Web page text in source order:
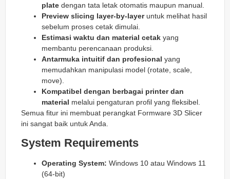
plate dengan tata letak otomatis maupun manual.
Preview slicing layer-by-layeruntuk melihat hasil
sebelum proses cetak dimulai.
Estimasi waktu dan material cetak yang
membantu perencanaan produksi.
Antarmuka intuitif dan profesional yang
memudahkan manipulasi model (rotate, scale,
move).
Kompatibel dengan berbagai printer dan
material melalui pengaturan profil yang fleksibel.
Semua fitur ini membuat perangkat Formware 3D Slicer
ini sangat baik untuk Anda.
System Requirements
Operating System: Windows 10 atau Windows 11
(64-bit)